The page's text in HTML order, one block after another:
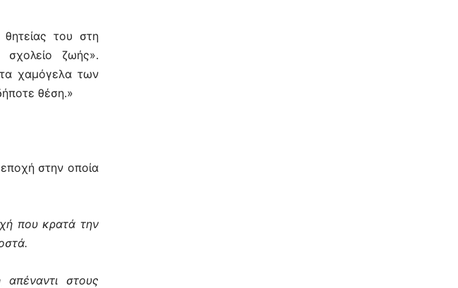
του στη
ζωής».
χαμόγελα των
θέση.»
στην οποία
που κρατά την
στους